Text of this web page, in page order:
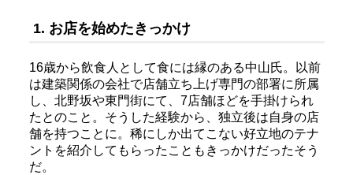
1. お店を始めたきっかけ
16歳から飲食人として食には縁のある中山氏。以前
は建築関係の会社で店舗立ち上げ専門の部署に所属
し、北野坂や東門街にて、7店舗ほどを手掛けられ
たとのこと。そうした経験から、独立後は自身の店
舗を持つことに。稀にしか出てこない好立地のテナ
ントを紹介してもらったこともきっかけだったそう
だ。